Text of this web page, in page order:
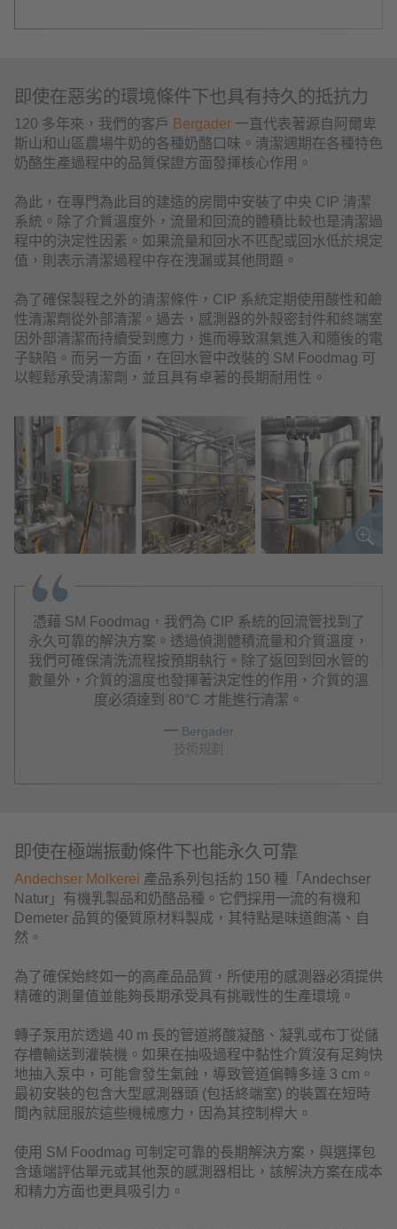
即使在惡劣的環境條件下也具有持久的抵抗力
120 多年來，我們的客戶 Bergader 一直代表著源自阿爾卑
斯山和山區農場牛奶的各種奶酪口味。清潔週期在各種特色
奶酪生產過程中的品質保證方面發揮核心作用。
為此，在專門為此目的建造的房間中安裝了中央 CIP 清潔
系統。除了介質溫度外，流量和回流的體積比較也是清潔過
程中的決定性因素。如果流量和回水不匹配或回水低於規定
值，則表示清潔過程中存在洩漏或其他問題。
為了確保製程之外的清潔條件，CIP 系統定期使用酸性和鹼
性清潔劑從外部清潔。過去，感測器的外殼密封件和終端室
因外部清潔而持續受到應力，進而導致濕氣進入和隨後的電
子缺陷。而另一方面，在回水管中改裝的 SM Foodmag 可
以輕鬆承受清潔劑，並且具有卓著的長期耐用性。
憑藉 SM Foodmag，我們為 CIP 系統的回流管找到了
永久可靠的解決方案。透過偵測體積流量和介質溫度，
我們可確保清洗流程按預期執行。除了返回到回水管的
數量外，介質的溫度也發揮著決定性的作用，介質的溫
度必須達到 80°C 才能進行清潔。
Bergader
技術規劃
即使在極端振動條件下也能永久可靠
Andechser Molkerei 產品系列包括約 150 種「Andechser
Natur」有機乳製品和奶酪品種。它們採用一流的有機和
Demeter 品質的優質原材料製成，其特點是味道飽滿、自
然。
為了確保始終如一的高產品品質，所使用的感測器必須提供
精確的測量值並能夠長期承受具有挑戰性的生產環境。
轉子泵用於透過 40 m 長的管道將酸凝酪、凝乳或布丁從儲
存槽輸送到灌裝機。如果在抽吸過程中黏性介質沒有足夠快
地抽入泵中，可能會發生氣蝕，導致管道偏轉多達 3 cm。
最初安裝的包含大型感測器頭 (包括終端室) 的裝置在短時
間內就屈服於這些機械應力，因為其控制桿大。
使用 SM Foodmag 可制定可靠的長期解決方案，與選擇包
含遠端評估單元或其他泵的感測器相比，該解決方案在成本
和精力方面也更具吸引力。